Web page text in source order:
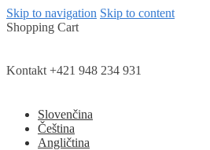
Skip to navigation Skip to content
Shopping Cart
Kontakt +421 948 234 931
Slovenčina
Čeština
Angličtina